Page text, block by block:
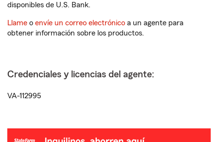
disponibles de U.S. Bank.
Llame o envíe un correo electrónico a un agente para
obtener información sobre los productos.
Credenciales y licencias del agente:
VA-112995